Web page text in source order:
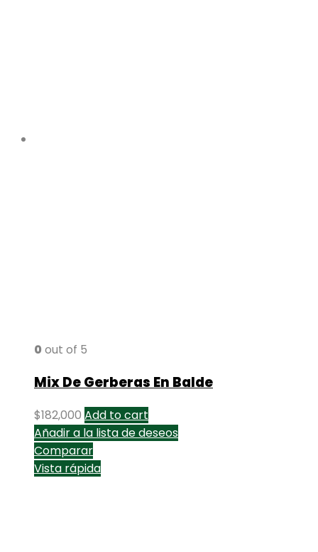
0 out of 5
Mix De Gerberas En Balde
$182,000 Add to cart
Añadir a la lista de deseos
Comparar
Vista rápida